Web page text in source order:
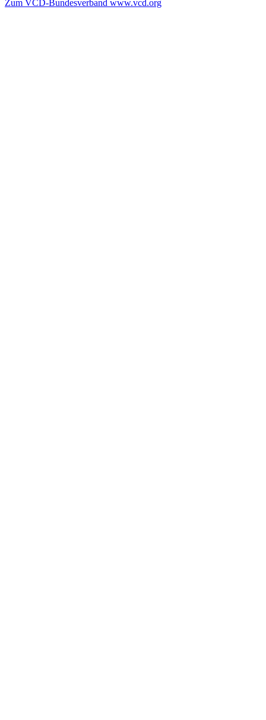
Zum VCD-Bundesverband www.vcd.org